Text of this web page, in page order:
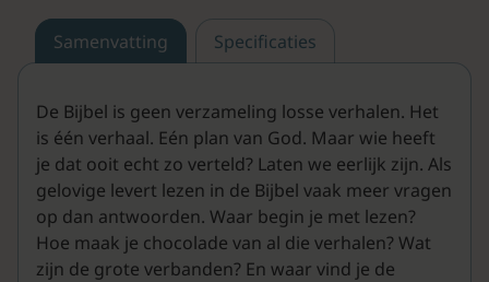
Samenvatting Specificaties
De Bijbel is geen verzameling losse verhalen. Het
is één verhaal. Eén plan van God. Maar wie heeft
je dat ooit echt zo verteld? Laten we eerlijk zijn. Als
gelovige levert lezen in de Bijbel vaak meer vragen
op dan antwoorden. Waar begin je met lezen?
Hoe maak je chocolade van al die verhalen? Wat
zijn de grote verbanden? En waar vind je de